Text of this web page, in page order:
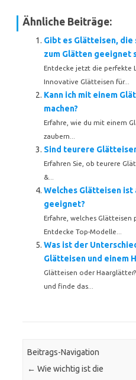
Ähnliche Beiträge:
Gibt es Glätteisen, die
zum Glätten geeignet
Entdecke jetzt die perfekte
Innovative Glätteisen für...
Kann ich mit einem
machen?
Erfahre, wie du mit einem
zaubern...
Sind teurere
Erfahren Sie, ob teurere
&...
Welches Glätteisen ist
geeignet?
Erfahre, welches Glätteisen
Entdecke Top-Modelle...
Was ist der
Glätteisen und einem
Glätteisen oder
und finde das...
Beitrags-Navigation
← Wie wichtig ist die